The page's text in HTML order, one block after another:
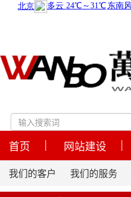
首页 网站建设
我们的客户 我们的服务